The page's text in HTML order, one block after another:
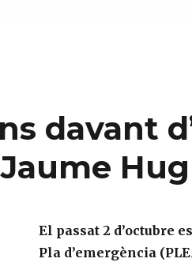
davant
El passat 2 d’octubre
Pla d’emergència